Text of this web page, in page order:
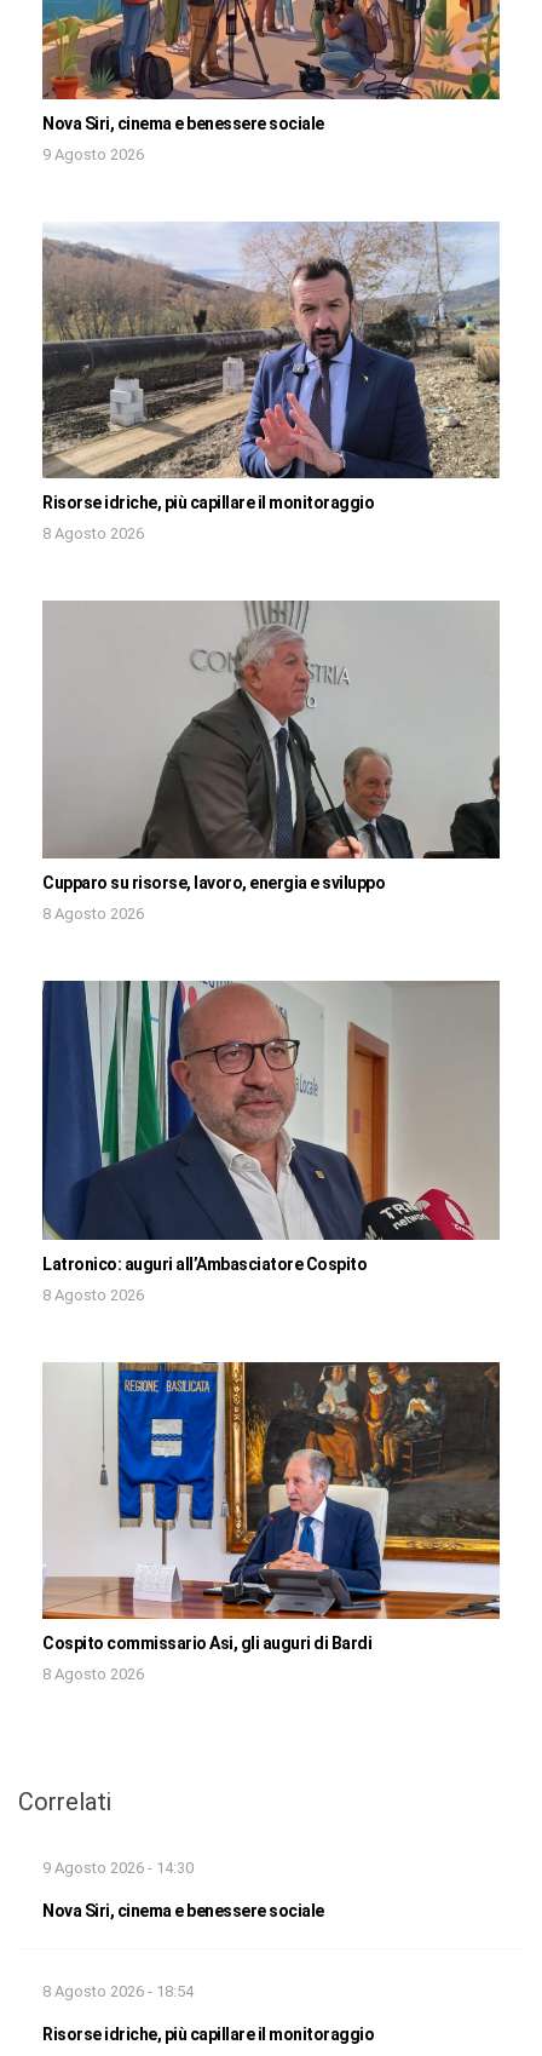
Nova Siri, cinema e benessere sociale
9 Agosto 2026
Risorse idriche, più capillare il monitoraggio
8 Agosto 2026
Cupparo su risorse, lavoro, energia e sviluppo
8 Agosto 2026
Latronico: auguri all’Ambasciatore Cospito
8 Agosto 2026
Cospito commissario Asi, gli auguri di Bardi
8 Agosto 2026
Correlati
9 Agosto 2026 - 14:30
Nova Siri, cinema e benessere sociale
8 Agosto 2026 - 18:54
Risorse idriche, più capillare il monitoraggio